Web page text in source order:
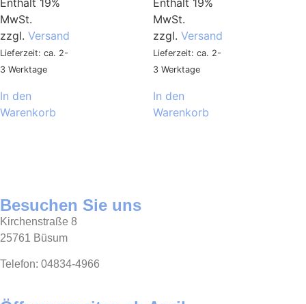
MwSt.
zzgl. Versand
Lieferzeit: ca. 2-
3 Werktage
In den
Warenkorb
MwSt.
zzgl. Versand
Lieferzeit: ca. 2-
3 Werktage
In den
Warenkorb
Besuchen Sie uns
Kirchenstraße 8
25761 Büsum
Telefon: 04834-4966